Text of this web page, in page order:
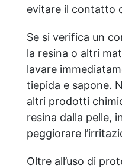
evitare il contatto
Se si verifica un
la resina o altri
lavare
tiepida e sapone.
altri prodotti
resina dalla pelle,
peggiorare
Oltre all’uso di